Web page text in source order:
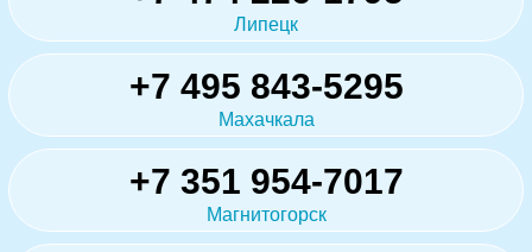
Липецк
+7 495 843-5295
Махачкала
+7 351 954-7017
Магнитогорск